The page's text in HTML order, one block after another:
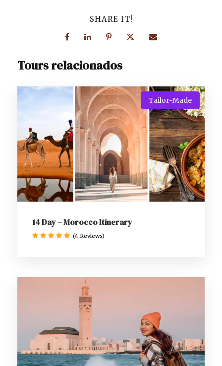
SHARE IT!
Tours relacionados
Tailor-Made
14 Day – Morocco Itinerary
(4 Reviews)